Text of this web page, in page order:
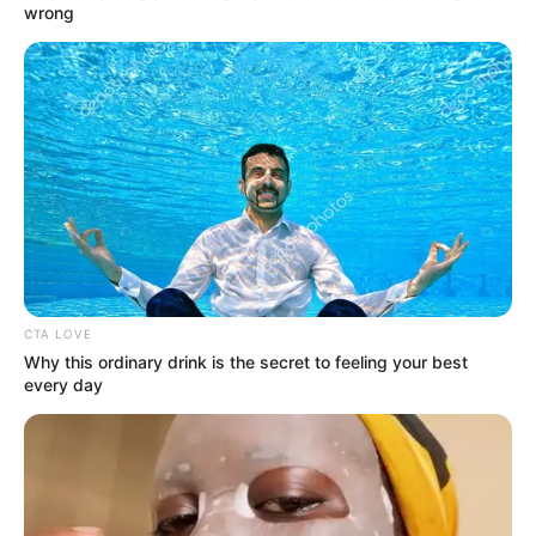
Bucaramanga y el área metropolitana
"Desde tránsitose le impusieron tres comparendos.Así
mismo procedimos a instaurar las respectivas denuncias
penales.El vehículo fue hallado en un parqueaderopero
lo demás hace parte de un proceso de investigación",
agregó a RCN Radio, Andrea Méndez, directora de
Tránsito Bucaramanga.
Mientras son ubicados los dos responsables,
a la mujer
se le impusieron tres comparendos.
ALERTA BOGOTÁ EN GOOGLE NEWS
TEMAS RELACIONADOS
wrong
CTA LOVE
Why this ordinary drink is the secret to feeling your best
every day